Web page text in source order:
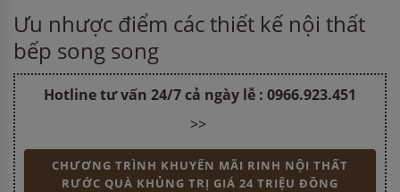
Ưu nhược điểm các thiết kế nội thất
bếp song song
Hotline tư vấn 24/7 cả ngày lễ : 0966.923.451
>>
CHƯƠNG TRÌNH KHUYẾN MÃI RINH NỘI THẤT
RƯỚC QUÀ KHỦNG TRỊ GIÁ 24 TRIỆU ĐỒNG